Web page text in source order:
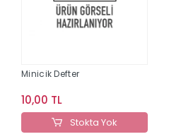
Minicik Defter
10,00 TL
Stokta Yok